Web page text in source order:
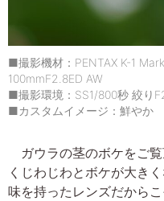
■撮影機材：PENTAX K-1
100mmF2.8ED AW
■撮影環境：SS1/800秒 絞り
■カスタムイメージ：鮮やか
ガウラの茎のボケをご
くじわじわとボケが大き
味を持ったレンズだから